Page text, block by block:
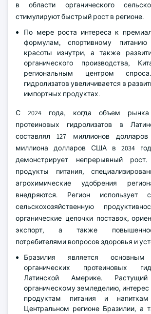
в области органического
стимулируют быстрый рост в регионе.
По мере роста интереса к
формулам, спортивному
красоты изнутри, а также
органического производства,
региональным центром
гидролизатов увеличивается в
импортных продуктах.
С 2024 года, когда объем рынка
протеиновых гидролизатов в
составлял 127 миллионов
миллиона долларов США в 2034
демонстрирует непрерывный рост.
продукты питания,
агрохимические удобрения
внедряются. Регион использует
сельскохозяйственную
органические цепочки поставок,
экспорт, а также
потребителями вопросов здоровья и
Бразилия является основным
органических протеиновых
Латинской Америке.
органическому земледелию,
продуктам питания и
Центральном регионе Бразилии, а